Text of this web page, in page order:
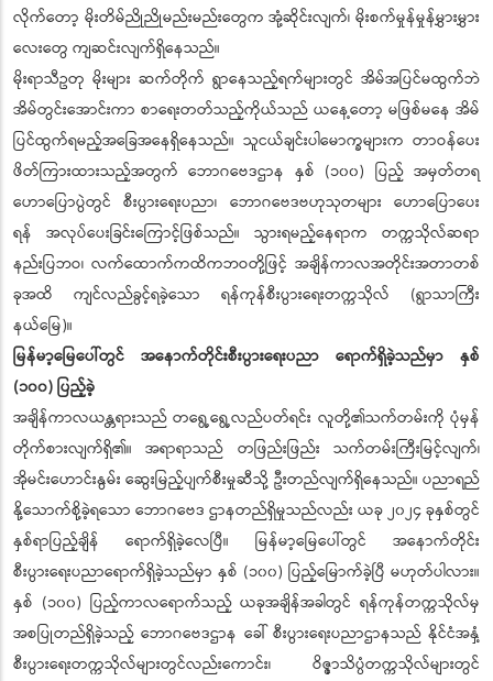
လိုက်တော့ မိုးတိမ်ညိုညိုမည်းမည်းတွေက အုံ့ဆိုင်းလျက်၊ မိုးစက်မှုန်မှုန်မွှားမွှား
လေးတွေ ကျဆင်းလျက်ရှိနေသည်။
မိုးရာသီဥတု မိုးများ ဆက်တိုက် ရွာနေသည့်ရက်များတွင် အိမ်အပြင်မထွက်ဘဲ
အိမ်တွင်းအောင်းကာ စာရေးတတ်သည့်ကိုယ်သည် ယနေ့တော့ မဖြစ်မနေ အိမ်
ပြင်ထွက်ရမည့်အခြေအနေရှိနေသည်။ သူငယ်ချင်းပါမောက္ခများက တာဝန်ပေး
ဖိတ်ကြားထားသည့်အတွက် ဘောဂဗေဒဌာန နှစ် (၁၀၀) ပြည့် အမှတ်တရ
ဟောပြောပွဲတွင် စီးပွားရေးပညာ၊ ဘောဂဗေဒဗဟုသုတများ ဟောပြောပေး
ရန် အလုပ်ပေးခြင်းကြောင့်ဖြစ်သည်။ သွားရမည့်နေရာက တက္ကသိုလ်ဆရာ
နည်းပြဘဝ၊ လက်ထောက်ကထိကဘဝတို့ဖြင့် အချိန်ကာလအတိုင်းအတာတစ်
ခုအထိ ကျင်လည်ခွင့်ရခဲ့သော ရန်ကုန်စီးပွားရေးတက္ကသိုလ် (ရွာသာကြီး
နယ်မြေ)။
မြန်မာ့မြေပေါ်တွင် အနောက်တိုင်းစီးပွားရေးပညာ ရောက်ရှိခဲ့သည်မှာ နှစ်
(၁၀၀) ပြည့်ခဲ့
အချိန်ကာလယန္တရားသည် တရွေ့ရွေ့လည်ပတ်ရင်း လူတို့၏သက်တမ်းကို ပုံမှန်
တိုက်စားလျက်ရှိ၏။ အရာရာသည် တဖြည်းဖြည်း သက်တမ်းကြီးမြင့်လျက်၊
အိုမင်းဟောင်းနွမ်း ဆွေးမြည့်ပျက်စီးမှုဆီသို့ ဦးတည်လျက်ရှိနေသည်။ ပညာရည်
နို့သောက်စို့ခဲ့ရသော ဘောဂဗေဒ ဌာနတည်ရှိမှုသည်လည်း ယခု ၂၀၂၄ ခုနှစ်တွင်
နှစ်ရာပြည့်ချိန် ရောက်ရှိခဲ့လေပြီ။ မြန်မာ့မြေပေါ်တွင် အနောက်တိုင်း
စီးပွားရေးပညာရောက်ရှိခဲ့သည်မှာ နှစ် (၁၀၀) ပြည့်မြောက်ခဲ့ပြီ မဟုတ်ပါလား။
နှစ် (၁၀၀) ပြည့်ကာလရောက်သည့် ယခုအချိန်အခါတွင် ရန်ကုန်တက္ကသိုလ်မှ
အစပြုတည်ရှိခဲ့သည့် ဘောဂဗေဒဌာန ခေါ် စီးပွားရေးပညာဌာနသည် နိုင်ငံအနှံ့
စီးပွားရေးတက္ကသိုလ်များတွင်လည်းကောင်း၊ ဝိဇ္ဇာသိပ္ပံတက္ကသိုလ်များတွင်